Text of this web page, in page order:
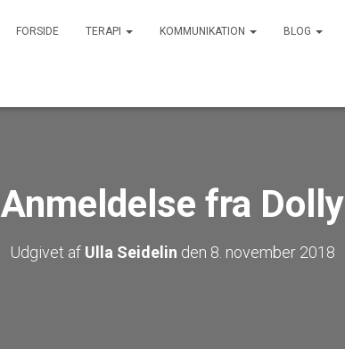
FORSIDE TERAPI KOMMUNIKATION BLOG
Anmeldelse fra Dolly
Udgivet af Ulla Seidelin den 8. november 2018